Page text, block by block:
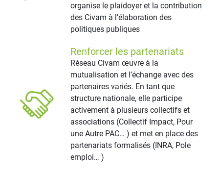
organise le plaidoyer et la contribution
des Civam à l’élaboration des
politiques publiques
Renforcer les partenariats
Réseau Civam œuvre à la
mutualisation et l’échange avec des
partenaires variés. En tant que
structure nationale, elle participe
activement à plusieurs collectifs et
associations (Collectif Impact, Pour
une Autre PAC… ) et met en place des
partenariats formalisés (INRA, Pole
emploi… )